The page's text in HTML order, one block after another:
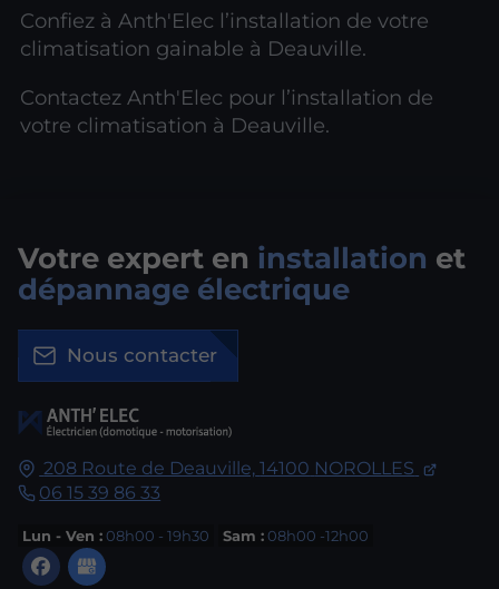
Confiez à Anth'Elec l’installation de votre
climatisation gainable à Deauville.
Contactez Anth'Elec pour l’installation de
votre climatisation à Deauville.
208 Route de Deauville, 14100 NOROLLES
06 15 39 86 33
Lun - Ven :08h00 - 19h30 Sam :08h00 -12h00
Votre expert en installation et
dépannage électrique
Nous contacter